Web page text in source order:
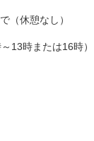
（休憩なし）
13時または16時）